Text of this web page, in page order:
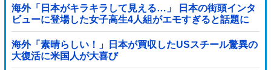
海外「日本がキラキラして見える…」 日本の街頭インタ
ビューに登場した女子高生4人組がエモすぎると話題に
海外「素晴らしい！」日本が買収したUSスチール驚異の
大復活に米国人が大喜び